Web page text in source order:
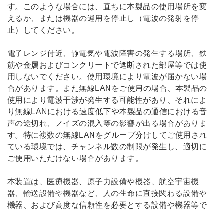
す。このような場合には、直ちに本製品の使用場所を変
えるか、または機器の運用を停止し（電波の発射を停
止）してください。
電子レンジ付近、静電気や電波障害の発生する場所、鉄
筋や金属およびコンクリートで遮断された部屋等では使
用しないでください。使用環境により電波が届かない場
合があります。また無線LANをご使用の場合、本製品の
使用により電波干渉が発生する可能性があり、それによ
り無線LANにおける速度低下や本製品の通信における音
声の途切れ、ノイズの混入等の影響が出る場合がありま
す。特に複数の無線LANをグループ分けしてご使用され
ている環境では、チャンネル数の制限が発生し、適切に
ご使用いただけない場合があります。
本装置は、医療機器、原子力設備や機器、航空宇宙機
器、輸送設備や機器など、人の生命に直接関わる設備や
機器、および高度な信頼性を必要とする設備や機器等で